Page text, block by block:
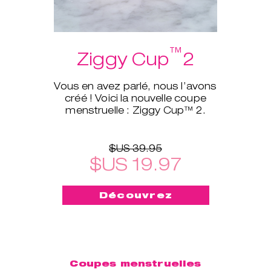
Ziggy Cup™2
Vous en avez parlé, nous l’avons
créé ! Voici la nouvelle coupe
menstruelle : Ziggy Cup™ 2.
$US 39.95
$US 19.97
Découvrez
Coupes menstruelles